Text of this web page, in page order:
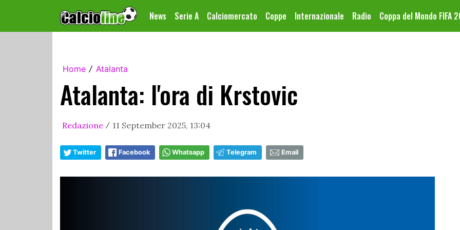
News Serie A Calciomercato Coppe Internazionale Radio Coppa del Mondo FIFA
Home / Atalanta
Atalanta: l'ora di Krstovic
Redazione / 11 September 2025, 13:04
Twitter Facebook Whatsapp Telegram Email